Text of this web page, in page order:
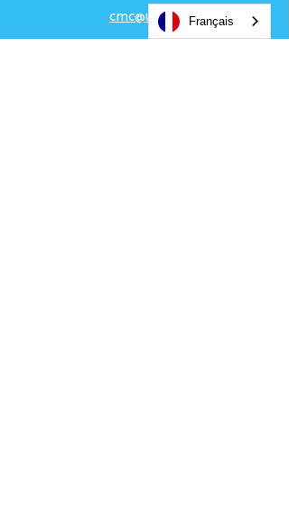
cmc@uci.ch
Français